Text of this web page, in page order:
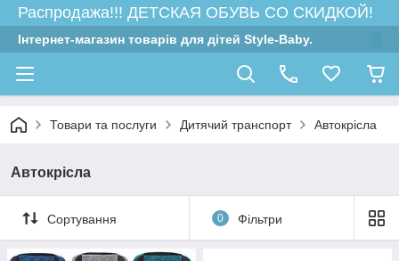
Распродажа!!! ДЕТСКАЯ ОБУВЬ СО СКИДКОЙ!
Інтернет-магазин товарів для дітей Style-Baby.
Товари та послуги Дитячий транспорт Автокрісла
Автокрісла
Сортування 0 Фільтри